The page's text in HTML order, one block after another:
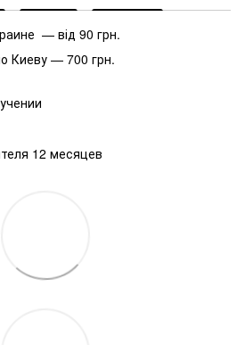
— від 90 грн.
Киеву — 700 грн.
12 месяцев